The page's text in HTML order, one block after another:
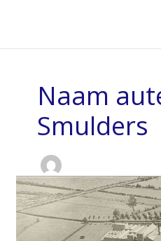
Naam
Smulders
Woonwijk
van
Besouw